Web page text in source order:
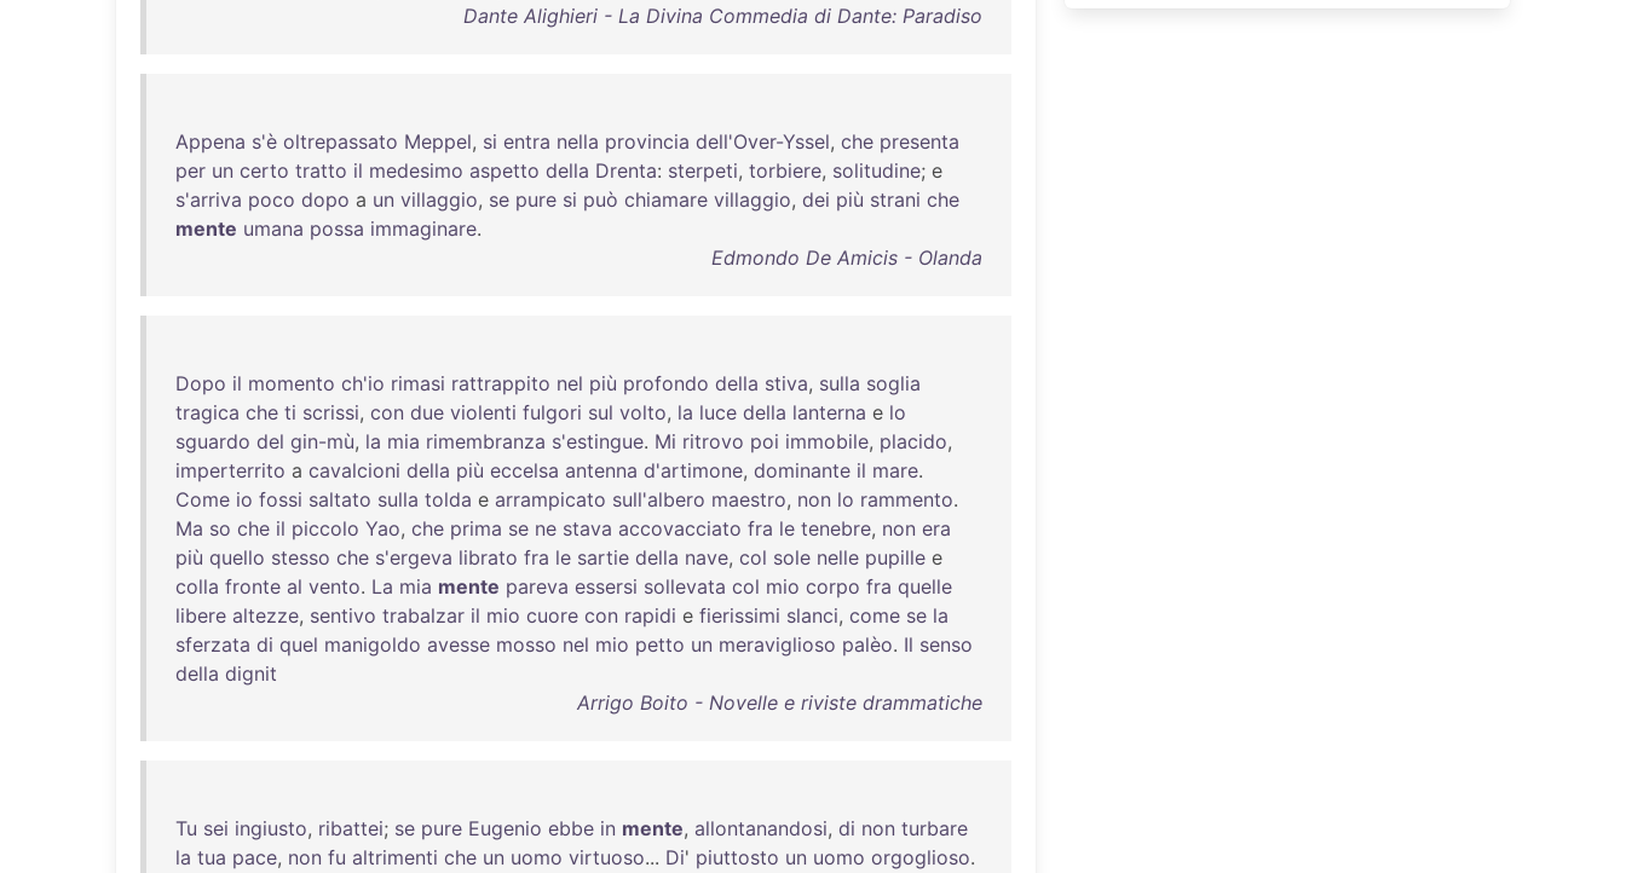
Dante Alighieri - La Divina Commedia di Dante: Paradiso
Appena s'è oltrepassato Meppel, si entra nella provincia dell'Over-Yssel, che presenta
per un certo tratto il medesimo aspetto della Drenta: sterpeti, torbiere, solitudine; e
s'arriva poco dopo a un villaggio, se pure si può chiamare villaggio, dei più strani che
mente umana possa immaginare.
Edmondo De Amicis - Olanda
Dopo il momento ch'io rimasi rattrappito nel più profondo della stiva, sulla soglia
tragica che ti scrissi, con due violenti fulgori sul volto, la luce della lanterna e lo
sguardo del gin-mù, la mia rimembranza s'estingue. Mi ritrovo poi immobile, placido,
imperterrito a cavalcioni della più eccelsa antenna d'artimone, dominante il mare.
Come io fossi saltato sulla tolda e arrampicato sull'albero maestro, non lo rammento.
Ma so che il piccolo Yao, che prima se ne stava accovacciato fra le tenebre, non era
più quello stesso che s'ergeva librato fra le sartie della nave, col sole nelle pupille e
colla fronte al vento. La mia mente pareva essersi sollevata col mio corpo fra quelle
libere altezze, sentivo trabalzar il mio cuore con rapidi e fierissimi slanci, come se la
sferzata di quel manigoldo avesse mosso nel mio petto un meraviglioso palèo. Il senso
della dignit
Arrigo Boito - Novelle e riviste drammatiche
Tu sei ingiusto, ribattei; se pure Eugenio ebbe in mente, allontanandosi, di non turbare
la tua pace, non fu altrimenti che un uomo virtuoso... Di' piuttosto un uomo orgoglioso.